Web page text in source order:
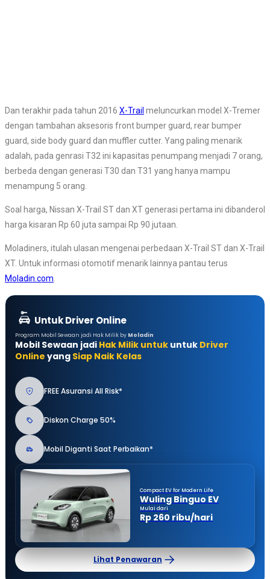
Dan terakhir pada tahun 2016 X-Trail meluncurkan model X-Tremer
dengan tambahan aksesoris front bumper guard, rear bumper
guard, side body guard dan muffler cutter. Yang paling menarik
adalah, pada genrasi T32 ini kapasitas penumpang menjadi 7 orang,
berbeda dengan generasi T30 dan T31 yang hanya mampu
menampung 5 orang.
Soal harga, Nissan X-Trail ST dan XT generasi pertama ini dibanderol
harga kisaran Rp 60 juta sampai Rp 90 jutaan.
Moladiners, itulah ulasan mengenai perbedaan X-Trail ST dan X-Trail
XT. Untuk informasi otomotif menarik lainnya pantau terus
Moladin.com
Untuk Driver Online
Program Mobil Sewaan jadi Hak Milik by Moladin
Mobil Sewaan jadi Hak Milik untuk untuk Driver
Online yang Siap Naik Kelas
FREE Asuransi All Risk*
Diskon Charge 50%
Mobil Diganti Saat Perbaikan*
Compact EV for Modern Life
Wuling Binguo EV
Mulai dari
Rp 260 ribu/hari
Lihat Penawaran